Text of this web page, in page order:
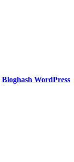
Bloghash WordPress